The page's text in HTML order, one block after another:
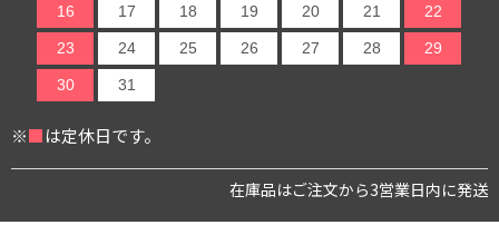
16 17 18 19 20 21 22
23 24 25 26 27 28 29
30 31
※■は定休日です。
在庫品はご注文から3営業日内に発送